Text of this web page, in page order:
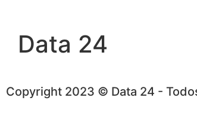
Data 24
Copyright 2023 © Data 24 -